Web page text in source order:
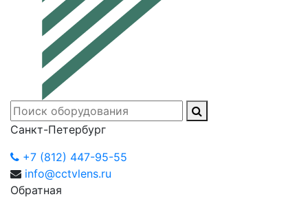
Санкт-Петербург
+7 (812) 447-95-55
info@cctvlens.ru
Обратная